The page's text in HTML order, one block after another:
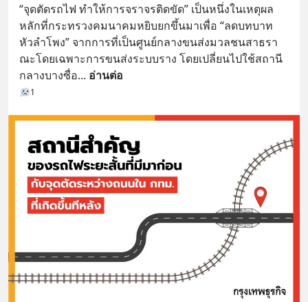
“จุดตัดรถไฟ ทำให้การจราจรติดขัด” เป็นหนึ่งในเหตุผล
หลักที่กระทรวงคมนาคมหยิบยกขึ้นมาเพื่อ “ลดบทบาท
หัวลำโพง” จากการที่เป็นศูนย์กลางขนส่งมวลชนสาธรา
ณะโดยเฉพาะการขนส่งระบบราง โดยเปลี่ยนไปใช้สถานี
กลางบางซื่อ... อ่านต่อ
1